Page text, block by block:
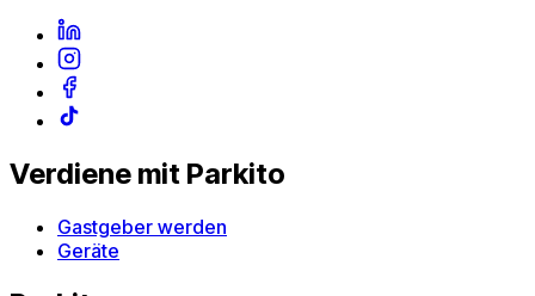
Verdiene mit Parkito
Gastgeber werden
Geräte